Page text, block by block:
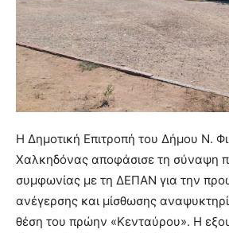
Η Δημοτική Επιτροπή του Δήμου Ν.
Χαλκηδόνας αποφάσισε τη σύναψη
συμφωνίας με τη ΔΕΠΑΝ για την
ανέγερσης και μίσθωσης
θέση του πρώην «Κενταύρου». Η